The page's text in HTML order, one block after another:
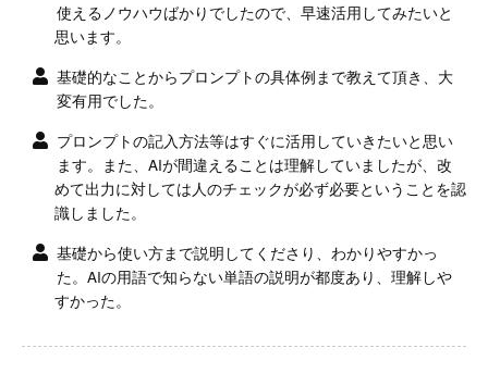
使えるノウハウばかりでしたので、早速活用してみたいと
思います。
基礎的なことからプロンプトの具体例まで教えて頂き、大
変有用でした。
プロンプトの記入方法等はすぐに活用していきたいと思い
ます。また、AIが間違えることは理解していましたが、改
めて出力に対しては人のチェックが必ず必要ということを認
識しました。
基礎から使い方まで説明してくださり、わかりやすかっ
た。AIの用語で知らない単語の説明が都度あり、理解しや
すかった。